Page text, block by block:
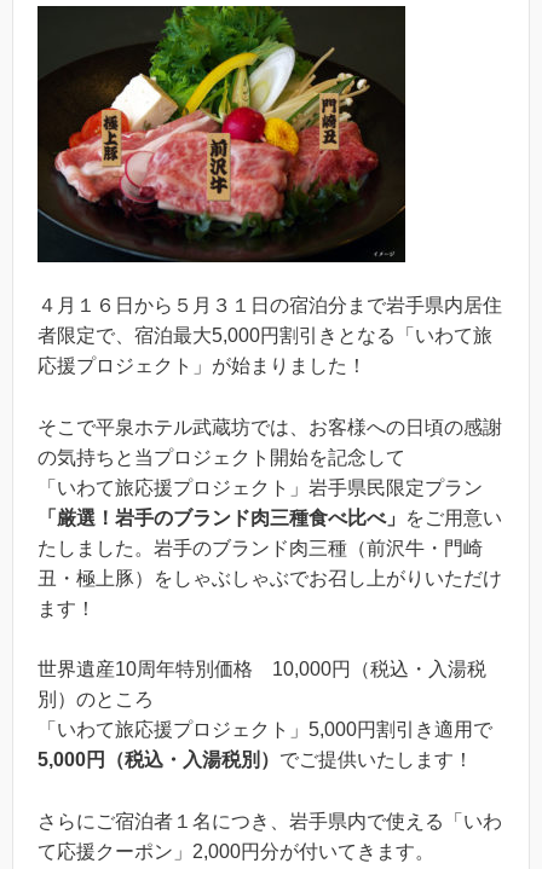
４月１６日から５月３１日の宿泊分まで岩手県内居住
者限定で、宿泊最大5,000円割引きとなる「いわて旅
応援プロジェクト」が始まりました！
そこで平泉ホテル武蔵坊では、お客様への日頃の感謝
の気持ちと当プロジェクト開始を記念して
「いわて旅応援プロジェクト」岩手県民限定プラン
「厳選！岩手のブランド肉三種食べ比べ」
をご用意い
たしました。岩手のブランド肉三種（前沢牛・門崎
丑・極上豚）をしゃぶしゃぶでお召し上がりいただけ
ます！
世界遺産10周年特別価格 10,000円（税込・入湯税
別）のところ
「いわて旅応援プロジェクト」5,000円割引き適用で
5,000円（税込・入湯税別） でご提供いたします！
さらにご宿泊者１名につき、岩手県内で使える「いわ
て応援クーポン」2,000円分が付いてきます。